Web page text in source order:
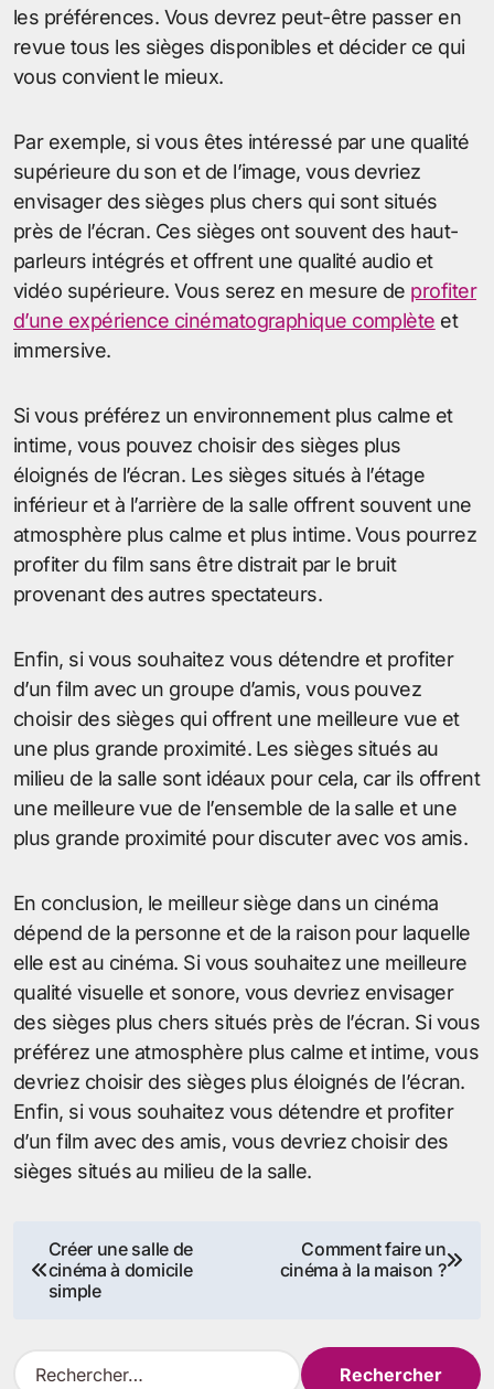
les préférences. Vous devrez peut-être passer en
revue tous les sièges disponibles et décider ce qui
vous convient le mieux.
Par exemple, si vous êtes intéressé par une qualité
supérieure du son et de l’image, vous devriez
envisager des sièges plus chers qui sont situés
près de l’écran. Ces sièges ont souvent des haut-
parleurs intégrés et offrent une qualité audio et
vidéo supérieure. Vous serez en mesure de profiter
d’une expérience cinématographique complète et
immersive.
Si vous préférez un environnement plus calme et
intime, vous pouvez choisir des sièges plus
éloignés de l’écran. Les sièges situés à l’étage
inférieur et à l’arrière de la salle offrent souvent une
atmosphère plus calme et plus intime. Vous pourrez
profiter du film sans être distrait par le bruit
provenant des autres spectateurs.
Enfin, si vous souhaitez vous détendre et profiter
d’un film avec un groupe d’amis, vous pouvez
choisir des sièges qui offrent une meilleure vue et
une plus grande proximité. Les sièges situés au
milieu de la salle sont idéaux pour cela, car ils offrent
une meilleure vue de l’ensemble de la salle et une
plus grande proximité pour discuter avec vos amis.
En conclusion, le meilleur siège dans un cinéma
dépend de la personne et de la raison pour laquelle
elle est au cinéma. Si vous souhaitez une meilleure
qualité visuelle et sonore, vous devriez envisager
des sièges plus chers situés près de l’écran. Si vous
préférez une atmosphère plus calme et intime, vous
devriez choisir des sièges plus éloignés de l’écran.
Enfin, si vous souhaitez vous détendre et profiter
d’un film avec des amis, vous devriez choisir des
sièges situés au milieu de la salle.
Navigation
de
l’article
Créer une salle de
cinéma à domicile
simple
Comment faire un
cinéma à la maison ?
R